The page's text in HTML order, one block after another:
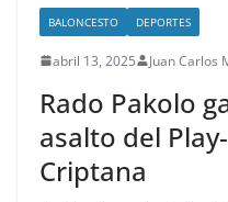
BALONCESTO DEPORTES
abril 13, 2025 Juan Carlos
Rado Pakolo
asalto del
Criptana